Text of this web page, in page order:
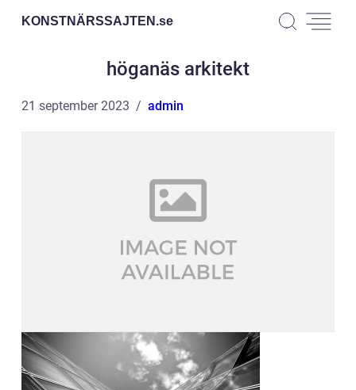
KONSTNÄRSSAJTEN.se
höganäs arkitekt
21 september 2023 admin